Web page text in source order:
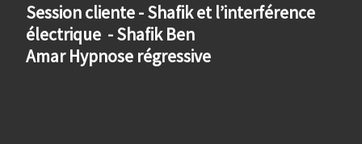
Session cliente - Shafik et l’interférence
électrique - Shafik Ben
Amar Hypnose régressive